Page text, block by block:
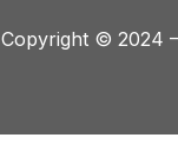
Copyright © 2024